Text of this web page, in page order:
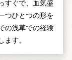
すぐで、血気盛
つひとつの形を
の浅草での経験
ます。